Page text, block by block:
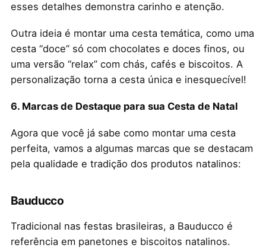
esses detalhes demonstra carinho e atenção.
Outra ideia é montar uma cesta temática, como uma
cesta “doce” só com chocolates e doces finos, ou
uma versão “relax” com chás, cafés e biscoitos. A
personalização torna a cesta única e inesquecível!
6. Marcas de Destaque para sua Cesta de Natal
Agora que você já sabe como montar uma cesta
perfeita, vamos a algumas marcas que se destacam
pela qualidade e tradição dos produtos natalinos:
Bauducco
Tradicional nas festas brasileiras, a Bauducco é
referência em panetones e biscoitos natalinos.